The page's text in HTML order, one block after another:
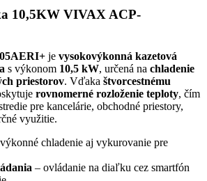
10,5KW VIVAX ACP-
je vysokovýkonná kazetová
s výkonom 10,5 kW, určená na chladenie
priestorov. Vďaka štvorcestnému
rovnomerné rozloženie teploty, čím
pre kancelárie, obchodné priestory,
využitie.
chladenie aj vykurovanie pre
– ovládanie na diaľku cez smartfón